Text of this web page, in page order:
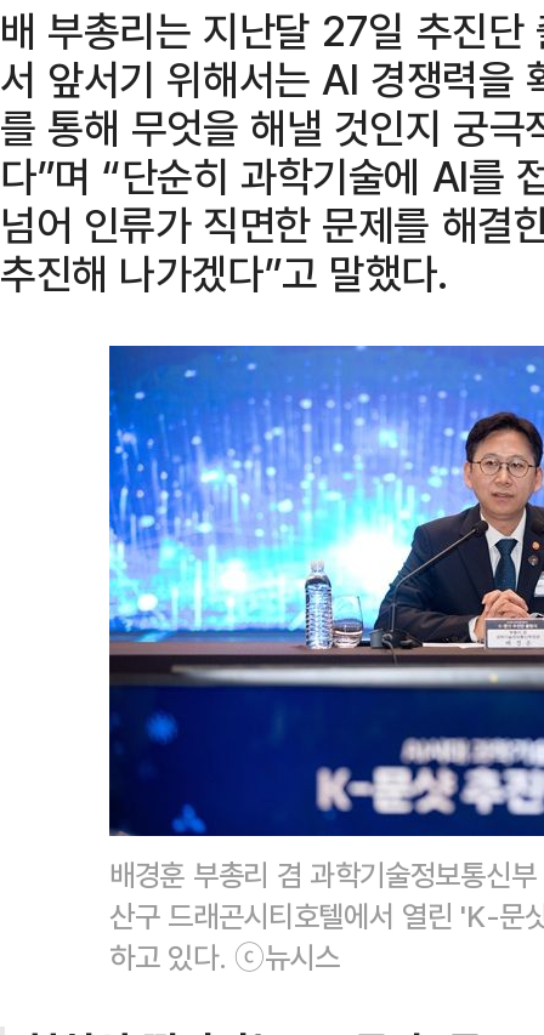
배 부총리는 지난달 27일 추진
서 앞서기 위해서는 AI 경쟁력을
를 통해 무엇을 해낼 것인지 궁
다”며 “단순히 과학기술에 AI를
넘어 인류가 직면한 문제를 해결
추진해 나가겠다”고 말했다.
배경훈 부총리 겸 과학기술정보통신
산구 드래곤시티호텔에서 열린 'K-문
하고 있다. ⓒ뉴시스